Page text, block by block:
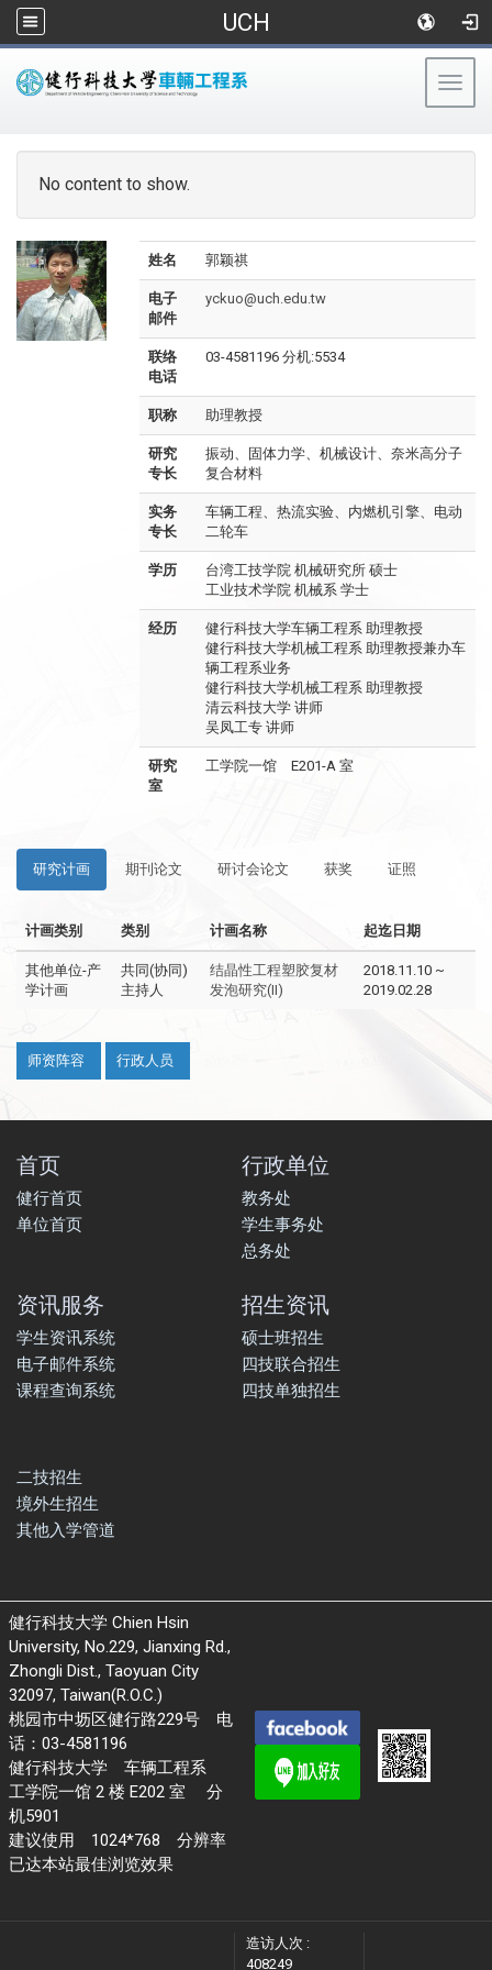
UCH
No content to show.
姓名 郭颖祺
电子
邮件
yckuo@uch.edu.tw
联络
电话
03-4581196 分机:5534
职称 助理教授
研究
专长
振动、固体力学、机械设计、奈米高分子
复合材料
实务
专长
车辆工程、热流实验、内燃机引擎、电动
二轮车
学历
台湾工技学院 机械研究所 硕士
工业技术学院 机械系 学士
经历
健行科技大学车辆工程系 助理教授
健行科技大学机械工程系 助理教授兼办车
辆工程系业务
健行科技大学机械工程系 助理教授
清云科技大学 讲师
吴凤工专 讲师
研究
室
工学院一馆 E201-A 室
研究计画 期刊论文 研讨会论文 获奖 证照
计画类别 类别 计画名称 起迄日期
其他单位-产
学计画
共同(协同)
主持人
结晶性工程塑胶复材
发泡研究(II)
2018.11.10 ~
2019.02.28
师资阵容 行政人员
首页
健行首页
单位首页
行政单位
教务处
学生事务处
总务处
资讯服务
学生资讯系统
电子邮件系统
课程查询系统
招生资讯
硕士班招生
四技联合招生
四技单独招生
二技招生
境外生招生
其他入学管道
健行科技大学 Chien Hsin
University, No.229, Jianxing Rd.,
Zhongli Dist., Taoyuan City
32097, Taiwan(R.O.C.)
桃园市中坜区健行路229号 电
话：03-4581196
健行科技大学 车辆工程系
工学院一馆 2 楼 E202 室 分
机5901
建议使用 1024*768 分辨率
已达本站最佳浏览效果
造访人次 :
408249